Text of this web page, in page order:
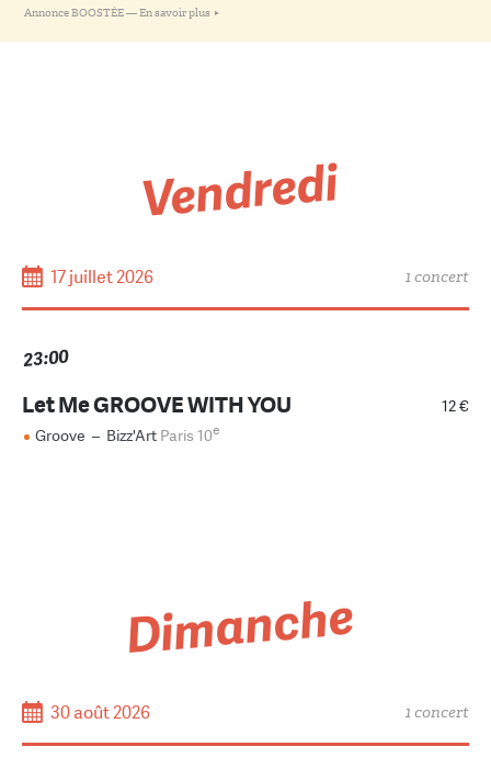
Annonce BOOSTÉE —En savoir plus
Vendredi
17 juillet 2026 1 concert
23:00
12 €
Let Me GROOVE WITH YOU
Groove – Bizz'Art Paris 10e
Dimanche
30 août 2026 1 concert